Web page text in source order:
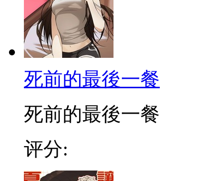
死前的最後一餐
死前的最後一餐
评分: